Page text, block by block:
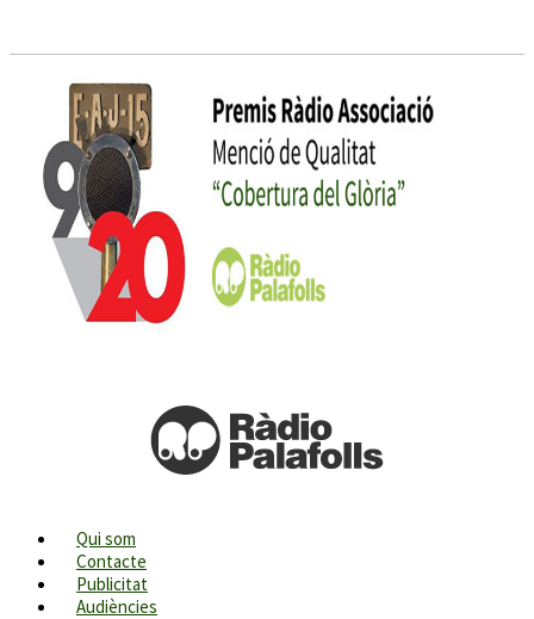
Qui som
Contacte
Publicitat
Audiències